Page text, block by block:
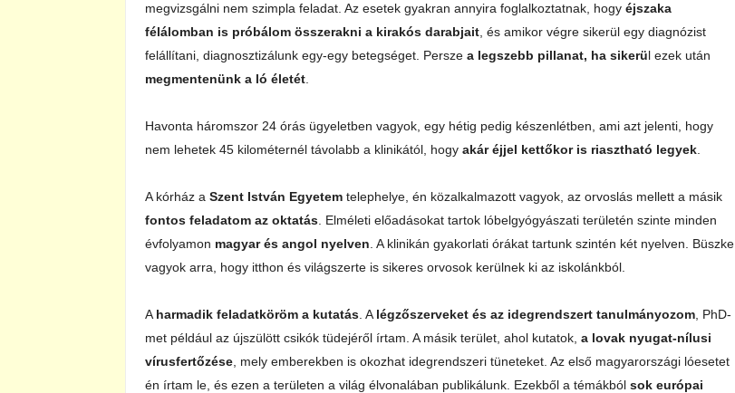
megvizsgálni nem szimpla feladat. Az esetek gyakran annyira foglalkoztatnak, hogy éjszaka
félálomban is próbálom összerakni a kirakós darabjait , és amikor végre sikerül egy diagnózist
felállítani, diagnosztizálunk egy-egy betegséget. Persze a legszebb pillanat, ha sikerül ezek után
megmentenünk a ló életét
Havonta háromszor 24 órás ügyeletben vagyok, egy hétig pedig készenlétben, ami azt jelenti, hogy
nem lehetek 45 kilométernél távolabb a klinikától, hogy akár éjjel kettőkor is riasztható legyek
A kórház a Szent István Egyetem telephelye, én közalkalmazott vagyok, az orvoslás mellett a másik
fontos feladatom az oktatás . Elméleti előadásokat tartok lóbelgyógyászati területén szinte minden
évfolyamon magyar és angol nyelven . A klinikán gyakorlati órákat tartunk szintén két nyelven. Büszke
vagyok arra, hogy itthon és világszerte is sikeres orvosok kerülnek ki az iskolánkból.
A harmadik feladatköröm a kutatás . A légzőszerveket és az idegrendszert tanulmányozom , PhD-
met például az újszülött csikók tüdejéről írtam. A másik terület, ahol kutatok, a lovak nyugat-nílusi
vírusfertőzése , mely emberekben is okozhat idegrendszeri tüneteket. Az első magyarországi lóesetet
én írtam le, és ezen a területen a világ élvonalában publikálunk. Ezekből a témákból sok európai